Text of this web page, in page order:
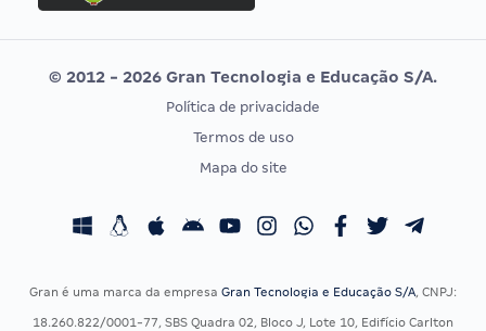
Concurso MPU
Editais publicados
Vunesp
CONCURSOS POR PROFISSÃO
Concursos Fiscais
EXAME DE ORDEM
Calendário OAB
© 2012 - 2026 Gran Tecnologia e Educação S/A.
Política de privacidade
Termos de uso
Mapa do site
Gran é uma marca da empresa Gran Tecnologia e Educação S/A, CNPJ:
18.260.822/0001-77, SBS Quadra 02, Bloco J, Lote 10, Edifício Carlton